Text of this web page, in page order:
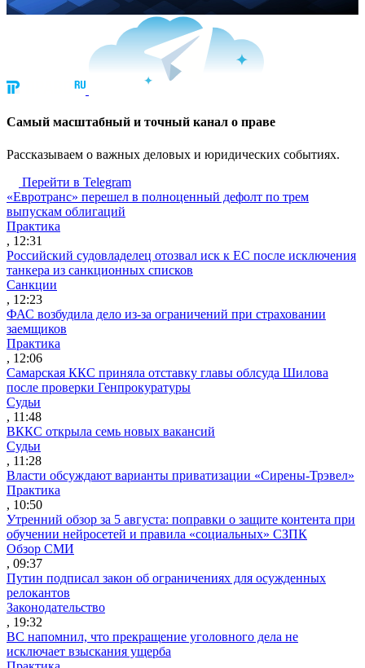
Cамый масштабный и точный канал о праве
Рассказываем о важных деловых и юридических событиях.
Перейти в Telegram
«Евротранс» перешел в полноценный дефолт по трем
выпускам облигаций
Практика
, 12:31
Российский судовладелец отозвал иск к ЕС после исключения
танкера из санкционных списков
Санкции
, 12:23
ФАС возбудила дело из-за ограничений при страховании
заемщиков
Практика
, 12:06
Самарская ККС приняла отставку главы облсуда Шилова
после проверки Генпрокуратуры
Судьи
, 11:48
ВККС открыла семь новых вакансий
Судьи
, 11:28
Власти обсуждают варианты приватизации «Сирены-Трэвел»
Практика
, 10:50
Утренний обзор за 5 августа: поправки о защите контента при
обучении нейросетей и правила «социальных» СЗПК
Обзор СМИ
, 09:37
Путин подписал закон об ограничениях для осужденных
релокантов
Законодательство
, 19:32
ВС напомнил, что прекращение уголовного дела не
исключает взыскания ущерба